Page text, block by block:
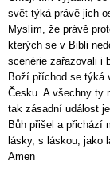
svět týká právě jich
Myslím, že právě
kterých se v Bibli
scenérie zařazovali i
Boží příchod se týká
Česku. A všechny ty
tak zásadní událost
Bůh přišel a přichází
lásky, s láskou, jako
Amen